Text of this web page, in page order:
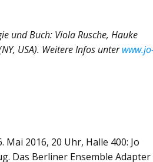
und Buch: Viola Rusche, Hauke
USA). Weitere Infos unter
Mai 2016, 20 Uhr, Halle 400: Jo
Das Berliner Ensemble